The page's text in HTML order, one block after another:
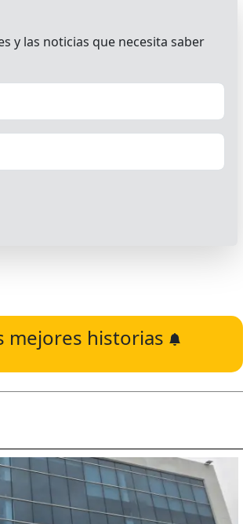
mejores historias